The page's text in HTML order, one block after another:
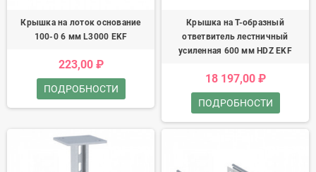
Крышка на лоток основание
100-0 6 мм L3000 EKF
223,00 ₽
ПОДРОБНОСТИ
Крышка на Т-образный
ответвитель лестничный
усиленная 600 мм HDZ EKF
18 197,00 ₽
ПОДРОБНОСТИ